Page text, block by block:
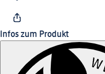
Infos zum Produkt